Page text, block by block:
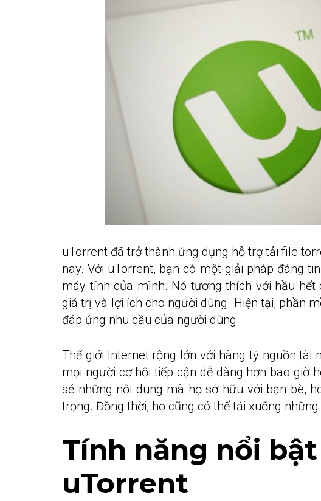
uTorrent đã trở thành ứng dụng hỗ trợ tải file
nay. Với uTorrent, bạn có một giải pháp đáng
máy tính của mình. Nó tương thích với hầu hết
giá trị và lợi ích cho người dùng. Hiện tại, phần
đáp ứng nhu cầu của người dùng.
Thế giới Internet rộng lớn với hàng tỷ nguồn tài
mọi người cơ hội tiếp cận dễ dàng hơn bao giờ
sẻ những nội dung mà họ sở hữu với bạn bè,
trọng. Đồng thời, họ cũng có thể tải xuống
Tính năng nổi
uTorrent